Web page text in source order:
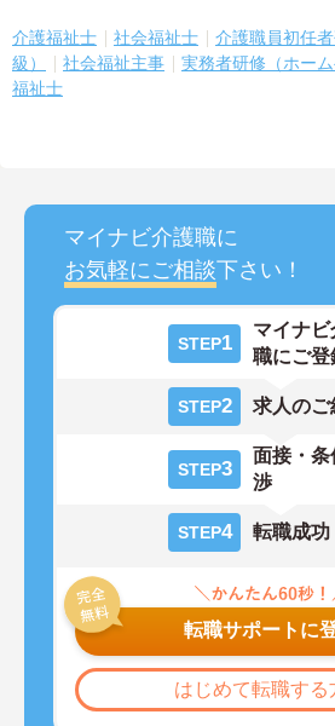
介護福祉士 社会福祉士
介護職員初任
級）
社会福祉主事 実務者研修（ホーム
福祉士
マイナビ介護職に
お気軽にご相談下さい！
STEP1
マイナビ
職にご登
STEP2 求人のご
STEP3
面接・条
渉
STEP4 転職成功
転職サポートに
はじめて転職する